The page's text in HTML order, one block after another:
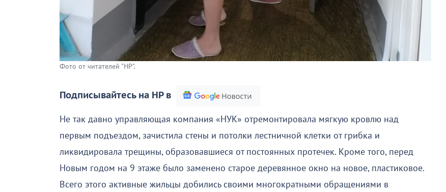
Фото от читателей "НР".
Подписывайтесь на НР в
Не так давно управляющая компания «НУК» отремонтировала мягкую кровлю над
первым подъездом, зачистила стены и потолки лестничной клетки от грибка и
ликвидировала трещины, образовавшиеся от постоянных протечек. Кроме того, перед
Новым годом на 9 этаже было заменено старое деревянное окно на новое, пластиковое.
Всего этого активные жильцы добились своими многократными обращениями в